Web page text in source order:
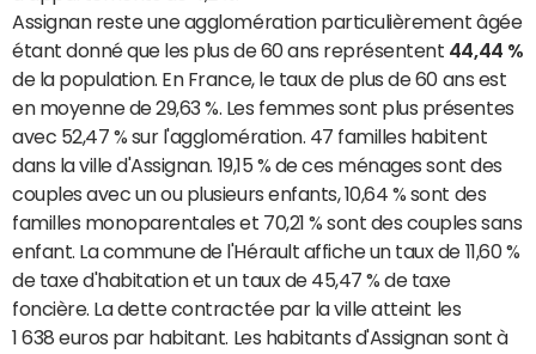
Assignan reste une agglomération particulièrement âgée
étant donné que les plus de 60 ans représentent 44,44 %
de la population. En France, le taux de plus de 60 ans est
en moyenne de 29,63 %. Les femmes sont plus présentes
avec 52,47 % sur l'agglomération. 47 familles habitent
dans la ville d'Assignan. 19,15 % de ces ménages sont des
couples avec un ou plusieurs enfants, 10,64 % sont des
familles monoparentales et 70,21 % sont des couples sans
enfant. La commune de l'Hérault affiche un taux de 11,60 %
de taxe d'habitation et un taux de 45,47 % de taxe
foncière. La dette contractée par la ville atteint les
1 638 euros par habitant. Les habitants d'Assignan sont à